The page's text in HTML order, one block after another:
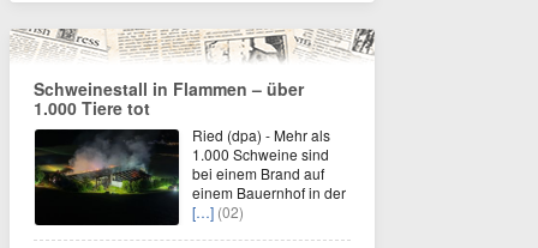
Schweinestall in Flammen – über
1.000 Tiere tot
Ried (dpa) - Mehr als
1.000 Schweine sind
bei einem Brand auf
einem Bauernhof in der
[…] (02)